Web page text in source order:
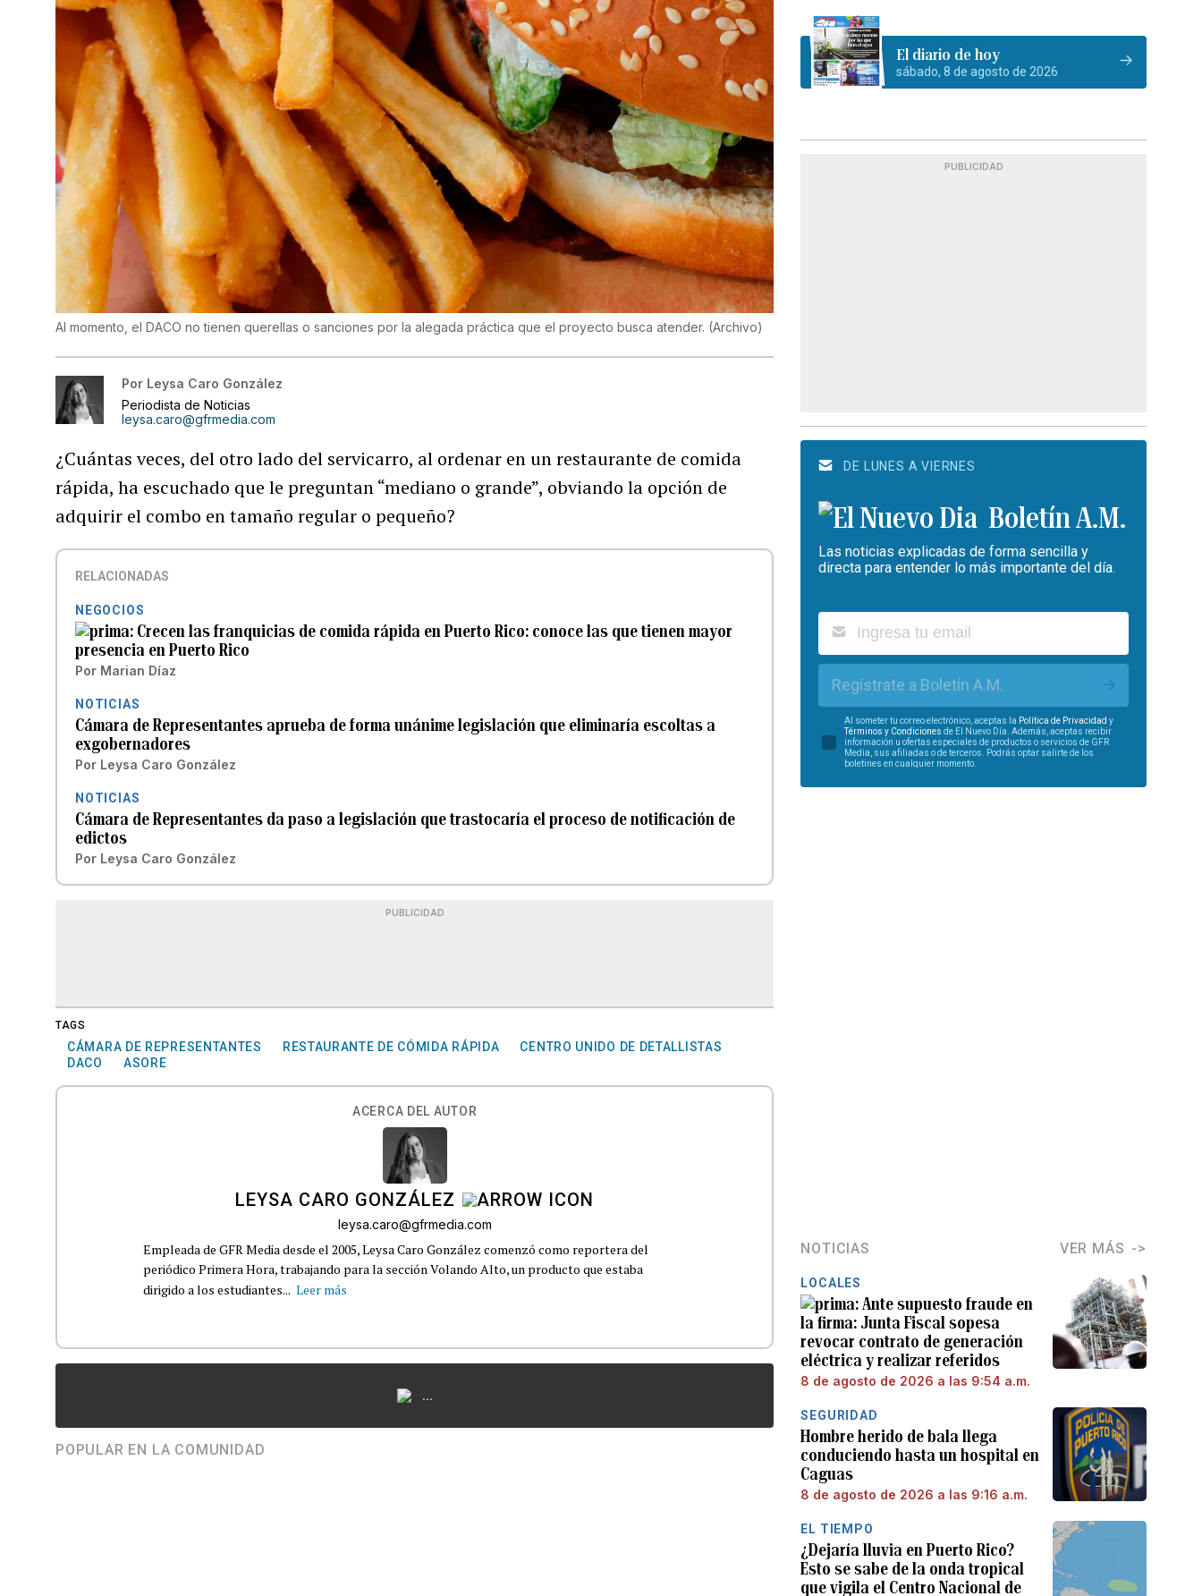
Al momento, el DACO no tienen querellas o sanciones por la alegada práctica que el proyecto busca atender. (Archivo)
Por Leysa Caro González
Periodista de Noticias
leysa.caro@gfrmedia.com
¿Cuántas veces, del otro lado del servicarro, al ordenar en un restaurante de comida
rápida, ha escuchado que le preguntan “mediano o grande”, obviando la opción de
adquirir el combo en tamaño regular o pequeño?
RELACIONADAS
NEGOCIOS
Crecen las franquicias de comida rápida en Puerto Rico: conoce las que tienen mayor
presencia en Puerto Rico
Por Marian Díaz
NOTICIAS
Cámara de Representantes aprueba de forma unánime legislación que eliminaría escoltas a
exgobernadores
Por Leysa Caro González
NOTICIAS
Cámara de Representantes da paso a legislación que trastocaría el proceso de notificación de
edictos
Por Leysa Caro González
PUBLICIDAD
TAGS
CÁMARA DE REPRESENTANTES RESTAURANTE DE CÓMIDA RÁPIDA
CENTRO UNIDO DE DETALLISTAS
DACO
ASORE
ACERCA DEL AUTOR
LEYSA CARO GONZÁLEZ
leysa.caro@gfrmedia.com
Empleada de GFR Media desde el 2005, Leysa Caro González comenzó como reportera del
periódico Primera Hora, trabajando para la sección Volando Alto, un producto que estaba
dirigido a los estudiantes... Leer más
...
POPULAR EN LA COMUNIDAD
El diario de hoy
sábado, 8 de agosto de 2026
PUBLICIDAD
DE LUNES A VIERNES
Boletín A.M.
Las noticias explicadas de forma sencilla y
directa para entender lo más importante del día.
Regístrate a Boletín A.M.
Al someter tu correo electrónico, aceptas la Política de Privacidad y
Términos y Condiciones de El Nuevo Día. Además, aceptas recibir
información u ofertas especiales de productos o servicios de GFR
Media, sus afiliadas o de terceros. Podrás optar salirte de los
boletines en cualquier momento.
NOTICIAS VER MÁS
LOCALES
Ante supuesto fraude en
la firma: Junta Fiscal sopesa
revocar contrato de generación
eléctrica y realizar referidos
8 de agosto de 2026 a las 9:54 a.m.
SEGURIDAD
Hombre herido de bala llega
conduciendo hasta un hospital en
Caguas
8 de agosto de 2026 a las 9:16 a.m.
EL TIEMPO
¿Dejaría lluvia en Puerto Rico?
Esto se sabe de la onda tropical
que vigila el Centro Nacional de